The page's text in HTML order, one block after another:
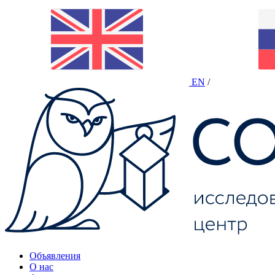
EN /
Объявления
О нас